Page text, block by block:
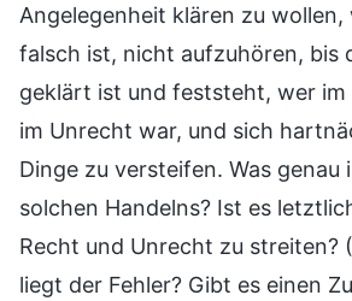
Angelegenheit klären zu
falsch ist, nicht aufzuhören, bis
geklärt ist und feststeht, wer im
im Unrecht war, und sich
Dinge zu versteifen. Was genau
solchen Handelns? Ist es
Recht und Unrecht zu streiten?
liegt der Fehler? Gibt es einen